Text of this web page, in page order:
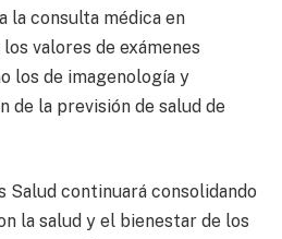
la consulta médica en
valores de exámenes
los de imagenología y
de la previsión de salud de
Salud continuará consolidando
la salud y el bienestar de los